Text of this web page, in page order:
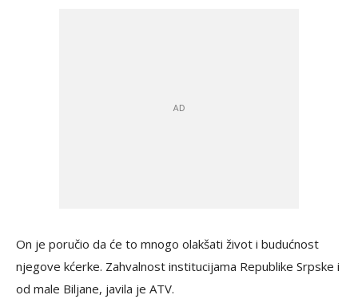
On je poručio da će to mnogo olakšati život i budućnost
njegove kćerke. Zahvalnost institucijama Republike Srpske i
od male Biljane, javila je ATV.